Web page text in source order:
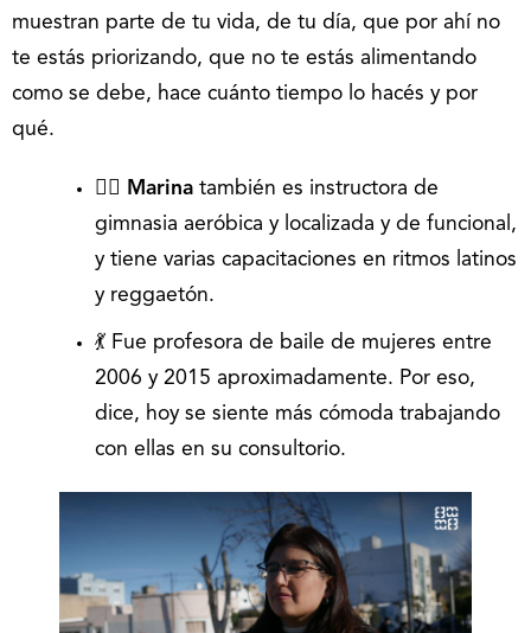
muestran parte de tu vida, de tu día, que por ahí no
te estás priorizando, que no te estás alimentando
como se debe, hace cuánto tiempo lo hacés y por
qué.
🙋‍♀️ Marina también es instructora de
gimnasia aeróbica y localizada y de funcional,
y tiene varias capacitaciones en ritmos latinos
y reggaetón.
💃 Fue profesora de baile de mujeres entre
2006 y 2015 aproximadamente. Por eso,
dice, hoy se siente más cómoda trabajando
con ellas en su consultorio.